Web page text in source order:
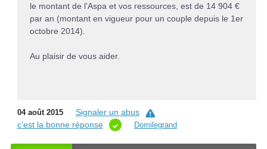
le montant de l’Aspa et vos ressources, est de 14 904 €
par an (montant en vigueur pour un couple depuis le 1er
octobre 2014).
Au plaisir de vous aider.
04 août 2015
Signaler un abus
c’est la bonne réponse
Domilegrand